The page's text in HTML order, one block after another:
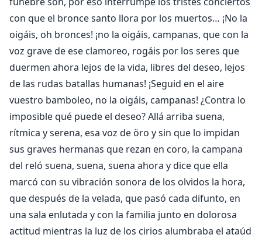
con que el bronce santo llora por los muertos… ¡No la
oigáis, oh bronces! ¡no la oigáis, campanas, que con la
voz grave de ese clamoreo, rogáis por los seres que
duermen ahora lejos de la vida, libres del deseo, lejos
de las rudas batallas humanas! ¡Seguid en el aire
vuestro bamboleo, no la oigáis, campanas! ¿Contra lo
imposible qué puede el deseo? Allá arriba suena,
rítmica y serena, esa voz de öro y sin que lo impidan
sus graves hermanas que rezan en coro, la campana
del reló suena, suena, suena ahora y dice que ella
marcó con su vibración sonora de los olvidos la hora,
que después de la velada, que pasó cada difunto, en
una sala enlutada y con la familia junto en dolorosa
actitud mientras la luz de los cirios alumbraba el ataúd